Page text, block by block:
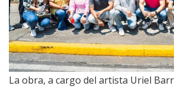
La obra, a cargo del artista Uriel